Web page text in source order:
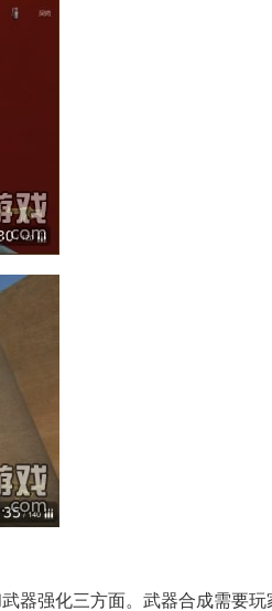
器强化三方面。武器合成需要